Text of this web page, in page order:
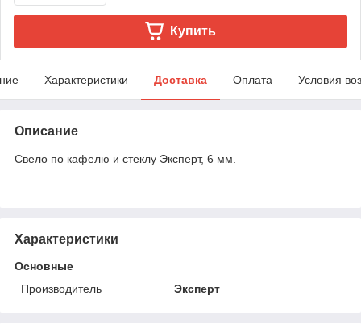
Купить
Характеристики Доставка Оплата Условия
Описание
Свело по кафелю и стеклу Эксперт, 6 мм.
Характеристики
Основные
Производитель
Эксперт